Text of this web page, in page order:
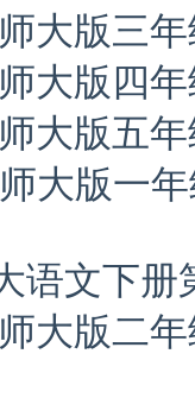
大版三年
大版四年
大版五年
大版一年
语文下册
大版二年